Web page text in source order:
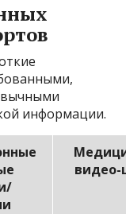
информации.